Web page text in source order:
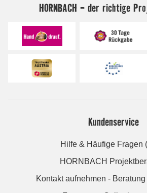
HORNBACH - der richtige
Kundenservice
Hilfe & Häufige Fragen
HORNBACH
Kontakt aufnehmen -